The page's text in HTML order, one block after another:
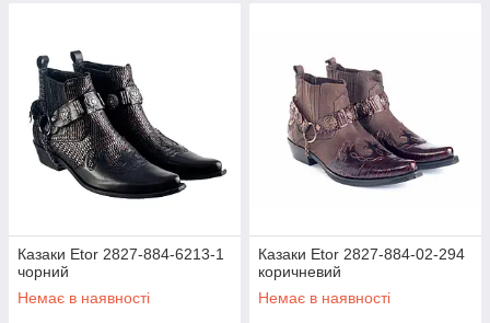
Казаки Etor 2827-884-6213-1
чорний
Немає в наявності
Казаки Etor 2827-884-02-294
коричневий
Немає в наявності